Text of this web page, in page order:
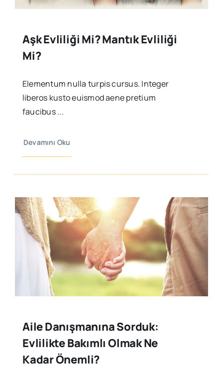
Aşk Evliliği Mi? Mantık Evliliği
Mi?
Elementum nulla turpis cursus. Integer
liberos kusto euismod aene pretium
faucibus ...
Devamını Oku
Aile Danışmanına Sorduk:
Evlilikte Bakımlı Olmak Ne
Kadar Önemli?